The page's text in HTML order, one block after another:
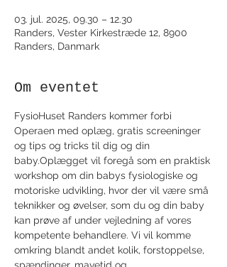
03. jul. 2025, 09.30 – 12.30
Randers, Vester Kirkestræde 12, 8900
Randers, Danmark
Om eventet
FysioHuset Randers kommer forbi
Operaen med oplæg, gratis screeninger
og tips og tricks til dig og din
baby.Oplægget vil foregå som en praktisk
workshop om din babys fysiologiske og
motoriske udvikling, hvor der vil være små
teknikker og øvelser, som du og din baby
kan prøve af under vejledning af vores
kompetente behandlere. Vi vil komme
omkring blandt andet kolik, forstoppelse,